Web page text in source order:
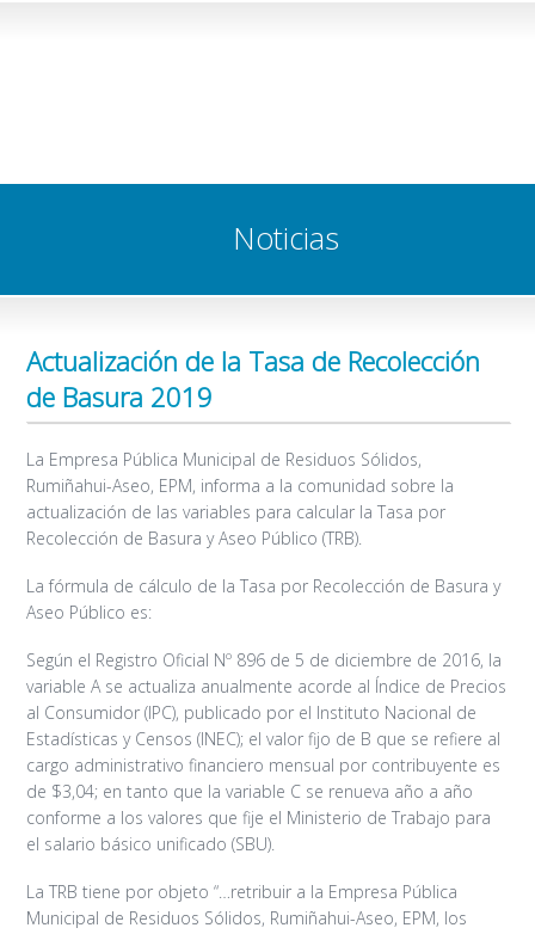
Noticias
Actualización de la Tasa de Recolección
de Basura 2019
La Empresa Pública Municipal de Residuos Sólidos,
Rumiñahui-Aseo, EPM, informa a la comunidad sobre la
actualización de las variables para calcular la Tasa por
Recolección de Basura y Aseo Público (TRB).
La fórmula de cálculo de la Tasa por Recolección de Basura y
Aseo Público es:
Según el Registro Oficial Nº 896 de 5 de diciembre de 2016, la
variable A se actualiza anualmente acorde al Índice de Precios
al Consumidor (IPC), publicado por el Instituto Nacional de
Estadísticas y Censos (INEC); el valor fijo de B que se refiere al
cargo administrativo financiero mensual por contribuyente es
de $3,04; en tanto que la variable C se renueva año a año
conforme a los valores que fije el Ministerio de Trabajo para
el salario básico unificado (SBU).
La TRB tiene por objeto “…retribuir a la Empresa Pública
Municipal de Residuos Sólidos, Rumiñahui-Aseo, EPM, los